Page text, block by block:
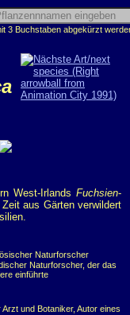
3 Buchstaben abgekürzt
West-Irlands Fuchsien-
aus Gärten verwildert
Naturforscher
Naturforscher, der das
einführte
und Botaniker, Autor eines